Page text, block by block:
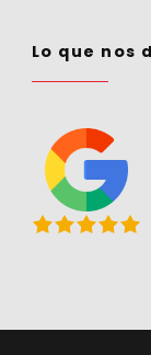
Lo que nos